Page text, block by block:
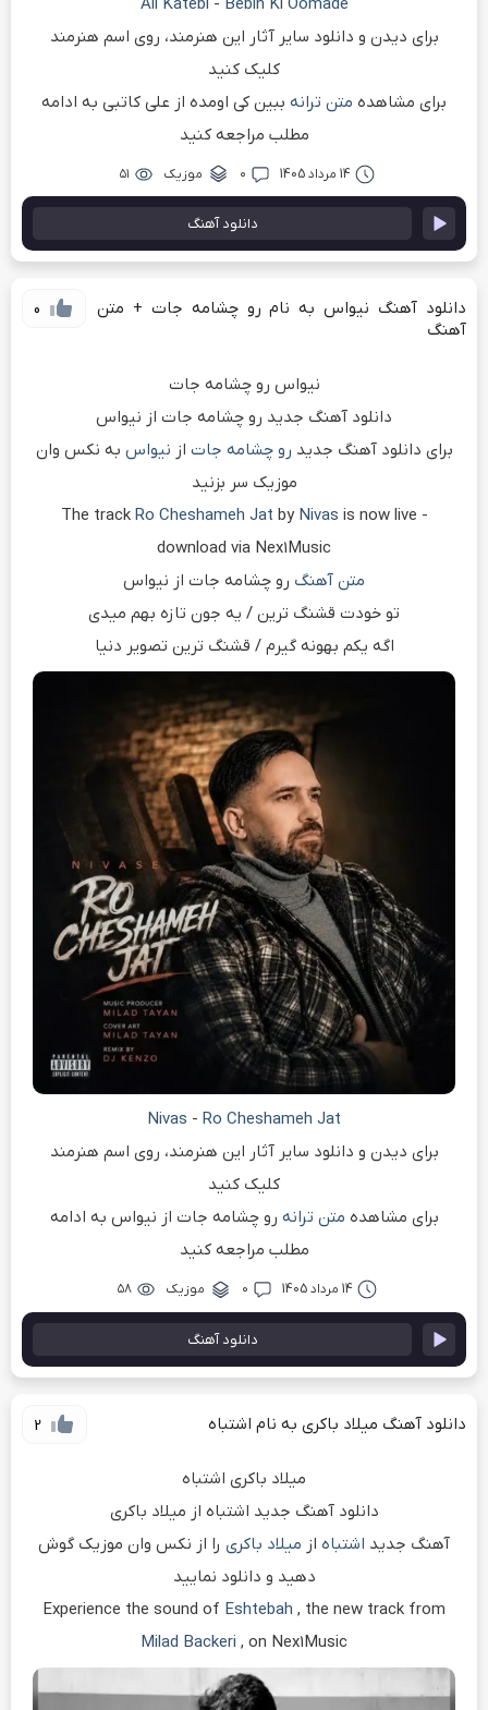
برای دیدن و دانلود سایر آثار این هنرمند، روی اسم هنرمند
کلیک کنید
برای مشاهده متن ترانه ببین کی اومده از علی کاتبی به ادامه
مطلب مراجعه کنید
14 مرداد 1405 ۰ موزیک ۵۱
دانلود آهنگ
0
دانلود آهنگ نیواس به نام رو چشامه جات + متن
آهنگ
نیواس رو چشامه جات
دانلود آهنگ جدید رو چشامه جات از نیواس
برای دانلود آهنگ جدید رو چشامه جات از نیواس به نکس وان
موزیک سر بزنید
The track Ro Cheshameh Jat by Nivas is now live -
download via Nex1Music
متن آهنگ رو چشامه جات از نیواس
تو خودت قشنگ ترین / یه جون تازه بهم میدی
اگه یکم بهونه گیرم / قشنگ ترین تصویر دنیا
Nivas - Ro Cheshameh Jat
برای دیدن و دانلود سایر آثار این هنرمند، روی اسم هنرمند
کلیک کنید
برای مشاهده متن ترانه رو چشامه جات از نیواس به ادامه
مطلب مراجعه کنید
14 مرداد 1405 ۰ موزیک ۵۸
دانلود آهنگ
2 دانلود آهنگ میلاد باکری به نام اشتباه
میلاد باکری اشتباه
دانلود آهنگ جدید اشتباه از میلاد باکری
آهنگ جدید اشتباه از میلاد باکری را از نکس وان موزیک گوش
دهید و دانلود نمایید
Experience the sound of Eshtebah , the new track from
Milad Backeri , on Nex1Music